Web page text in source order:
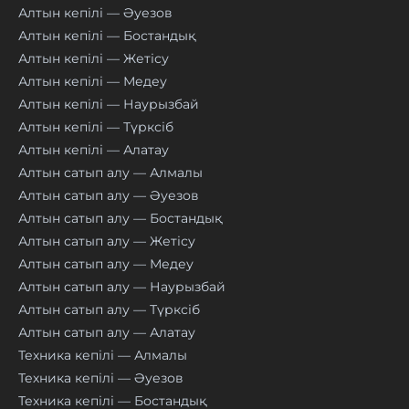
Алтын кепілі — Әуезов
Алтын кепілі — Бостандық
Алтын кепілі — Жетісу
Алтын кепілі — Медеу
Алтын кепілі — Наурызбай
Алтын кепілі — Түрксіб
Алтын кепілі — Алатау
Алтын сатып алу — Алмалы
Алтын сатып алу — Әуезов
Алтын сатып алу — Бостандық
Алтын сатып алу — Жетісу
Алтын сатып алу — Медеу
Алтын сатып алу — Наурызбай
Алтын сатып алу — Түрксіб
Алтын сатып алу — Алатау
Техника кепілі — Алмалы
Техника кепілі — Әуезов
Техника кепілі — Бостандық